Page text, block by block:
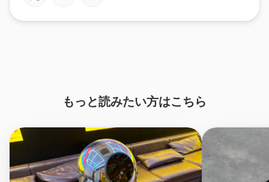
もっと読みたい方はこちら